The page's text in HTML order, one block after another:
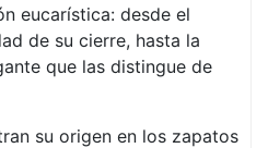
eucarística: desde el
de su cierre, hasta la
que las distingue de
su origen en los zapatos